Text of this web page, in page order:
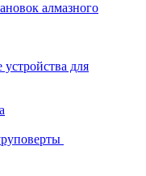
алмазного
для